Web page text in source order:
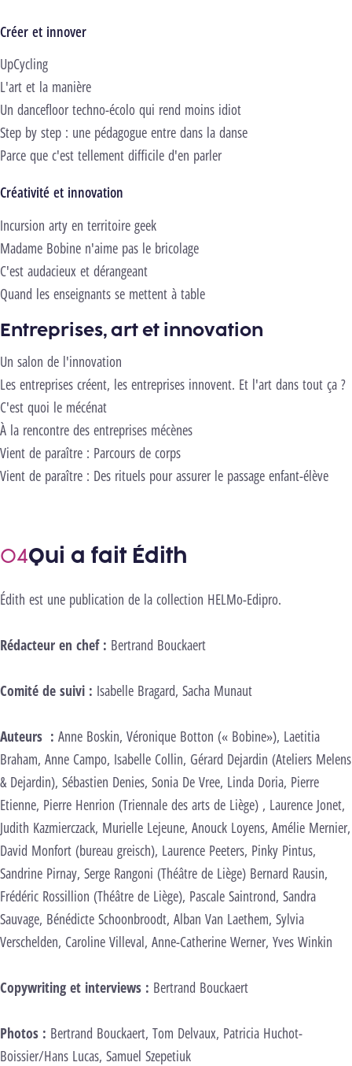
Créer et innover
UpCycling
L'art et la manière
Un dancefloor techno-écolo qui rend moins idiot
Step by step : une pédagogue entre dans la danse
Parce que c'est tellement difficile d'en parler
Créativité et innovation
Incursion arty en territoire geek
Madame Bobine n'aime pas le bricolage
C'est audacieux et dérangeant
Quand les enseignants se mettent à table
Entreprises, art et innovation
Un salon de l'innovation
Les entreprises créent, les entreprises innovent. Et l'art dans tout ça ?
C'est quoi le mécénat
À la rencontre des entreprises mécènes
Vient de paraître : Parcours de corps
Vient de paraître : Des rituels pour assurer le passage enfant-élève
Qui a fait Édith
Édith est une publication de la collection HELMo-Edipro.
Rédacteur en chef : Bertrand Bouckaert
Comité de suivi : Isabelle Bragard, Sacha Munaut
Auteurs : Anne Boskin, Véronique Botton (« Bobine»), Laetitia
Braham, Anne Campo, Isabelle Collin, Gérard Dejardin (Ateliers Melens
& Dejardin), Sébastien Denies, Sonia De Vree, Linda Doria, Pierre
Etienne, Pierre Henrion (Triennale des arts de Liège) , Laurence Jonet,
Judith Kazmierczack, Murielle Lejeune, Anouck Loyens, Amélie Mernier,
David Monfort (bureau greisch), Laurence Peeters, Pinky Pintus,
Sandrine Pirnay, Serge Rangoni (Théâtre de Liège) Bernard Rausin,
Frédéric Rossillion (Théâtre de Liège), Pascale Saintrond, Sandra
Sauvage, Bénédicte Schoonbroodt, Alban Van Laethem, Sylvia
Verschelden, Caroline Villeval, Anne-Catherine Werner, Yves Winkin
Copywriting et interviews : Bertrand Bouckaert
Photos : Bertrand Bouckaert, Tom Delvaux, Patricia Huchot-
Boissier/Hans Lucas, Samuel Szepetiuk